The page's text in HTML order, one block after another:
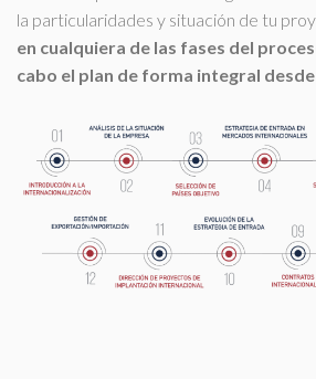
la particularidades y situación de tu
en cualquiera de las fases del
cabo el plan de forma integral